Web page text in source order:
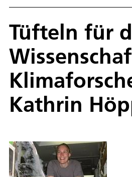
Tüfteln für
Kathrin